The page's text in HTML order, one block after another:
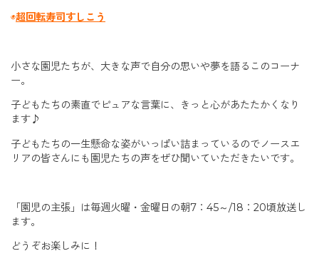
◉超回転寿司すしこう
小さな園児たちが、大きな声で自分の思いや夢を語るこのコーナ
ー。
子どもたちの素直でピュアな言葉に、きっと心があたたかくなり
ます♪
子どもたちの一生懸命な姿がいっぱい詰まっているのでノースエ
リアの皆さんにも園児たちの声をぜひ聞いていただきたいです。
「園児の主張」は毎週火曜・金曜日の朝7：45～/18：20頃放送し
ます。
どうぞお楽しみに！